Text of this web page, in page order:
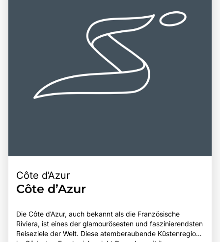
Côte d’Azur
Côte d’Azur
Die Côte d’Azur, auch bekannt als die Französische
Riviera, ist eines der glamourösesten und faszinierendsten
Reiseziele der Welt. Diese atemberaubende Küstenregion